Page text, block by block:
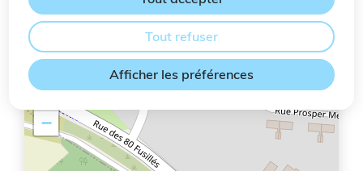
Afficher les préférences
Tout refuser
Le Centre d'Incendie et de
Secours
−